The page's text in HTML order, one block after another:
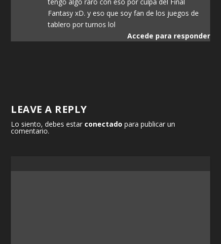
Fantasy xD. y eso que soy fan de los juegos de
tablero por turnos lol
Accede para responder
LEAVE A REPLY
Lo siento, debes estar conectado para publicar un
comentario.